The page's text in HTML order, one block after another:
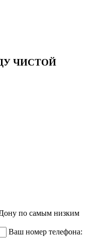
ЧИСТОЙ
Ваш номер телефона: